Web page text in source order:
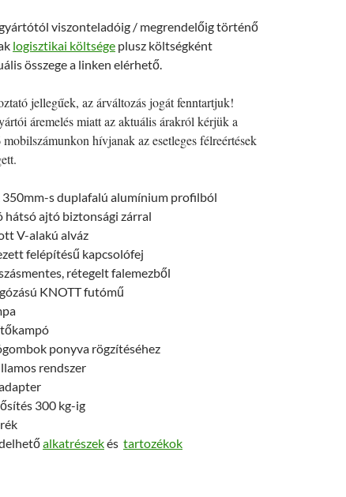
viszonteladóig / megrendelőig történő
logisztikai költsége plusz költségként
összege a linken elérhető.
jellegűek, az árváltozás jogát fenntartjuk!
áremelés miatt az aktuális árakról kérjük a
hívjanak az esetleges félreértések
s duplafalú alumínium profilból
hátsó ajtó biztonsági zárral
V-alakú alváz
felépítésű kapcsolófej
rétegelt falemezből
KNOTT futómű
ponyva rögzítéséhez
rendszer
300 kg-ig
alkatrészekés tartozékok